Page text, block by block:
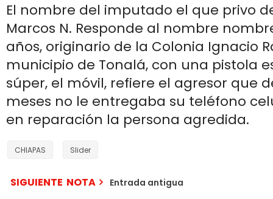
El nombre del imputado el que privo
Marcos N. Responde al nombre
años, originario de la Colonia Ignacio
municipio de Tonalá, con una pistola
súper, el móvil, refiere el agresor que
meses no le entregaba su teléfono
en reparación la persona agredida.
CHIAPAS Slider
SIGUIENTE NOTA Entrada antigua